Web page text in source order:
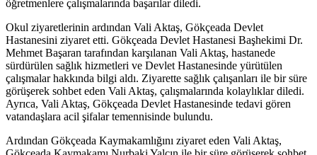
öğretmenlere çalışmalarında başarılar diledi.
Okul ziyaretlerinin ardından Vali Aktaş, Gökçeada Devlet
Hastanesini ziyaret etti. Gökçeada Devlet Hastanesi Başhekimi Dr.
Mehmet Başaran tarafından karşılanan Vali Aktaş, hastanede
sürdürülen sağlık hizmetleri ve Devlet Hastanesinde yürütülen
çalışmalar hakkında bilgi aldı. Ziyarette sağlık çalışanları ile bir süre
görüşerek sohbet eden Vali Aktaş, çalışmalarında kolaylıklar diledi.
Ayrıca, Vali Aktaş, Gökçeada Devlet Hastanesinde tedavi gören
vatandaşlara acil şifalar temennisinde bulundu.
Ardından Gökçeada Kaymakamlığını ziyaret eden Vali Aktaş,